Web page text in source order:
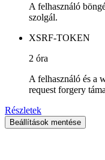
A felhasználó
szolgál.
XSRF-TOKEN
2 óra
A felhasználó és a
request forgery
Részletek
Beállítások mentése